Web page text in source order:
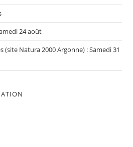
24 août
Natura 2000 Argonne) : Samedi 31